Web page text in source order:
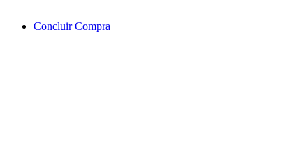
Concluir Compra